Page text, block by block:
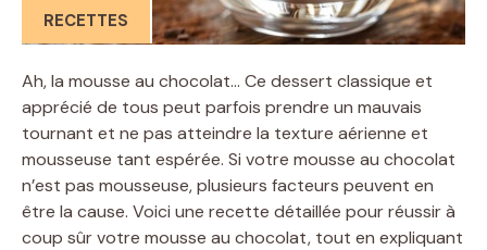
RECETTES
Ah, la mousse au chocolat… Ce dessert classique et
apprécié de tous peut parfois prendre un mauvais
tournant et ne pas atteindre la texture aérienne et
mousseuse tant espérée. Si votre mousse au chocolat
n’est pas mousseuse, plusieurs facteurs peuvent en
être la cause. Voici une recette détaillée pour réussir à
coup sûr votre mousse au chocolat, tout en expliquant